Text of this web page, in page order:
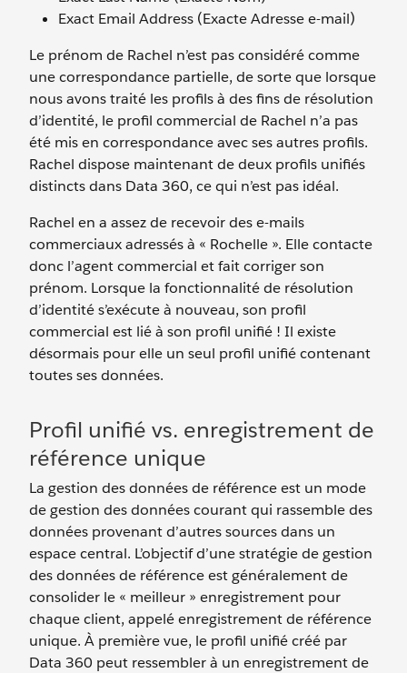
Exact Email Address (Exacte Adresse e-mail)
Le prénom de Rachel n’est pas considéré comme
une correspondance partielle, de sorte que lorsque
nous avons traité les profils à des fins de résolution
d’identité, le profil commercial de Rachel n’a pas
été mis en correspondance avec ses autres profils.
Rachel dispose maintenant de deux profils unifiés
distincts dans Data 360, ce qui n’est pas idéal.
Rachel en a assez de recevoir des e-mails
commerciaux adressés à « Rochelle ». Elle contacte
donc l’agent commercial et fait corriger son
prénom. Lorsque la fonctionnalité de résolution
d’identité s’exécute à nouveau, son profil
commercial est lié à son profil unifié ! Il existe
désormais pour elle un seul profil unifié contenant
toutes ses données.
Profil unifié vs. enregistrement de
référence unique
La gestion des données de référence est un mode
de gestion des données courant qui rassemble des
données provenant d’autres sources dans un
espace central. L’objectif d’une stratégie de gestion
des données de référence est généralement de
consolider le « meilleur » enregistrement pour
chaque client, appelé enregistrement de référence
unique. À première vue, le profil unifié créé par
Data 360 peut ressembler à un enregistrement de